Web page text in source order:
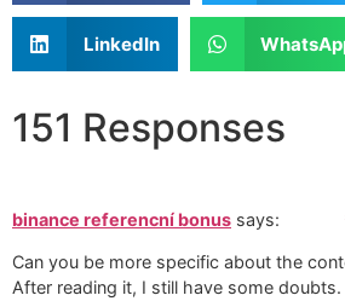
LinkedIn
151 Responses
binance referencní bonus says:
Can you be more specific about the
After reading it, I still have some